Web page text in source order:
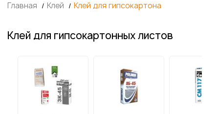
Главная Клей Клей для гипсокартона
Клей для гипсокартонных листов